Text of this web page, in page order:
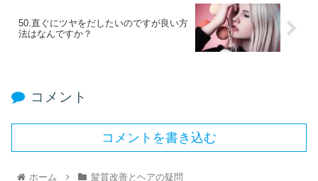
50.直ぐにツヤをだしたいのですが良い方
法はなんですか？
コメント
コメントを書き込む
ホーム 髪質改善とヘアの疑問